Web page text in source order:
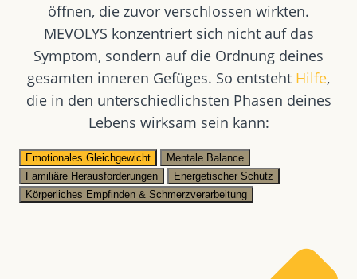
öffnen, die zuvor verschlossen wirkten.
MEVOLYS konzentriert sich nicht auf das
Symptom, sondern auf die Ordnung deines
gesamten inneren Gefüges. So entsteht Hilfe,
die in den unterschiedlichsten Phasen deines
Lebens wirksam sein kann:
Emotionales Gleichgewicht
Mentale Balance
Familiäre Herausforderungen
Energetischer Schutz
Körperliches Empfinden & Schmerzverarbeitung